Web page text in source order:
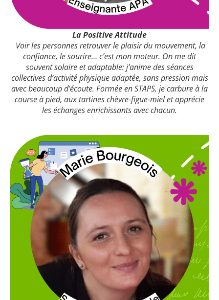
La Positive Attitude
Voir les personnes retrouver le plaisir du mouvement, la
confiance, le sourire… c’est mon moteur. On me dit
souvent solaire et adaptable: j’anime des séances
collectives d’activité physique adaptée, sans pression mais
avec beaucoup d’écoute. Formée en STAPS, je carbure à la
course à pied, aux tartines chèvre-figue-miel et apprécie
les échanges enrichissants avec chacun.